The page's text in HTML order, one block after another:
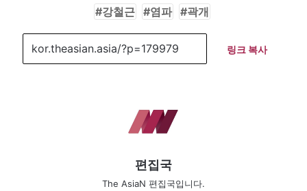
강철근 염파 곽개
링크 복사
편집국
The AsiaN 편집국입니다.